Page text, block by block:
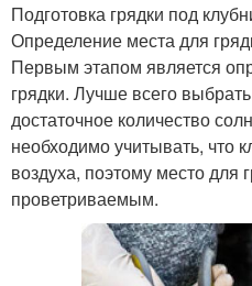
Подготовка грядки под
Определение места для
Первым этапом является
грядки. Лучше всего
достаточное количество
необходимо учитывать, что
воздуха, поэтому место
проветриваемым.